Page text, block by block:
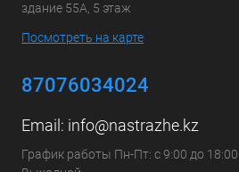
здание 55А, 5 этаж
Посмотреть на карте
87076034024
Email: info@nastrazhe.kz
График работы Пн-Пт: с 9:00 до